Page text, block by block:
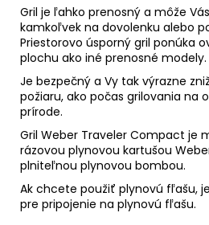
Gril je ľahko prenosný a môže
kamkoľvek na dovolenku alebo
Priestorovo úsporný gril ponúka
plochu ako iné prenosné modely.
Je bezpečný a Vy tak výrazne
požiaru, ako počas grilovania na
prírode.
Gril Weber Traveler Compact je
rázovou plynovou kartušou
plniteľnou plynovou bombou.
Ak chcete použiť plynovú fľašu,
pre pripojenie na plynovú fľašu.